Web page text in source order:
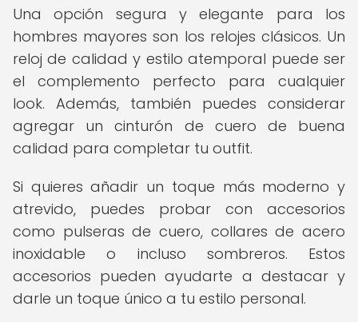
Una opción segura y elegante para los
hombres mayores son los relojes clásicos. Un
reloj de calidad y estilo atemporal puede ser
el complemento perfecto para cualquier
look. Además, también puedes considerar
agregar un cinturón de cuero de buena
calidad para completar tu outfit.
Si quieres añadir un toque más moderno y
atrevido, puedes probar con accesorios
como pulseras de cuero, collares de acero
inoxidable o incluso sombreros. Estos
accesorios pueden ayudarte a destacar y
darle un toque único a tu estilo personal.